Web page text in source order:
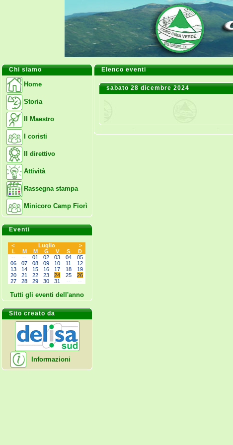
Chi siamo
Home
Storia
Il Maestro
I coristi
Il direttivo
Attività
Rassegna stampa
Minicoro Camp Fiorì
Eventi
< Luglio
>
L
M M G V S
D
01 02 03 04
05
06
07 08 09 10 11
12
13
14 15 16 17 18
19
20
21 22 23 24 25
26
27
28 29 30 31
Tutti gli eventi dell'anno
Sito creato da
Informazioni
Elenco eventi
sabato 28 dicembre 2024